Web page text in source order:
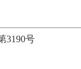
3190号